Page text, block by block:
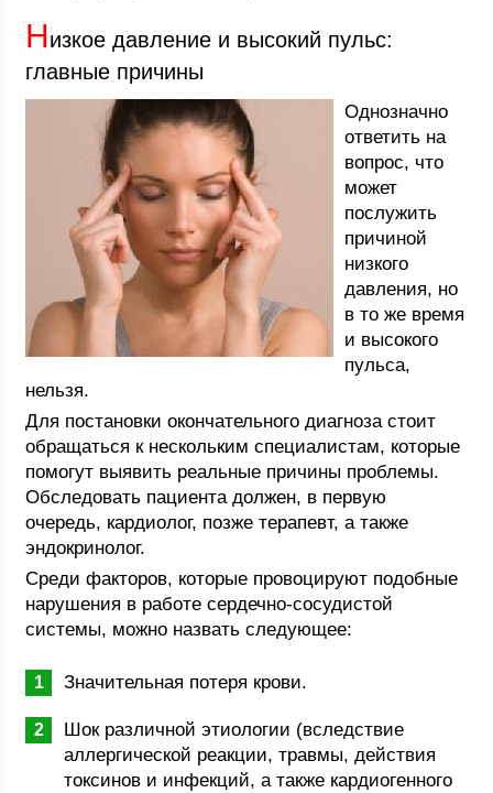
Низкое давление и высокий пульс:
главные причины
Однозначно
ответить на
вопрос, что
может
послужить
причиной
низкого
давления, но
в то же время
и высокого
пульса,
нельзя.
Для постановки окончательного диагноза стоит
обращаться к нескольким специалистам, которые
помогут выявить реальные причины проблемы.
Обследовать пациента должен, в первую
очередь, кардиолог, позже терапевт, а также
эндокринолог.
Среди факторов, которые провоцируют подобные
нарушения в работе сердечно-сосудистой
системы, можно назвать следующее:
Значительная потеря крови.
Шок различной этиологии (вследствие
аллергической реакции, травмы, действия
токсинов и инфекций, а также кардиогенного